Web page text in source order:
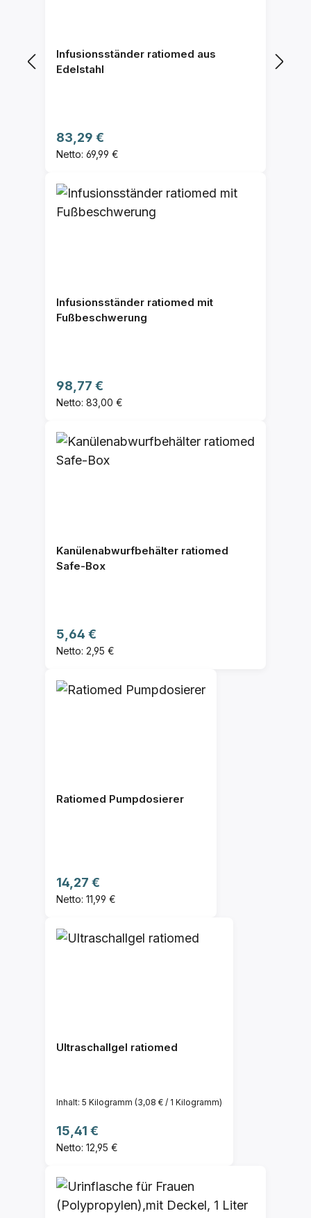
Infusionsständer ratiomed aus
Edelstahl
Regulärer Preis:
83,29 €
Netto: 69,99 €
Infusionsständer ratiomed mit
Fußbeschwerung
Regulärer Preis:
98,77 €
Netto: 83,00 €
Kanülenabwurfbehälter ratiomed
Safe-Box
Regulärer Preis:
5,64 €
Netto: 2,95 €
Ratiomed Pumpdosierer
Regulärer Preis:
14,27 €
Netto: 11,99 €
Ultraschallgel ratiomed
Inhalt: 5 Kilogramm (3,08 € / 1 Kilogramm)
Regulärer Preis:
15,41 €
Netto: 12,95 €